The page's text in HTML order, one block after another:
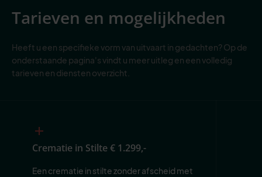
Tarieven en mogelijkheden
Heeft u een specifieke vorm van uitvaart in gedachten? Op de
onderstaande pagina's vindt u meer uitleg en een volledig
tarieven en diensten overzicht.
Crematie in Stilte€ 1.299,-
Een crematie in stilte zonder afscheid met